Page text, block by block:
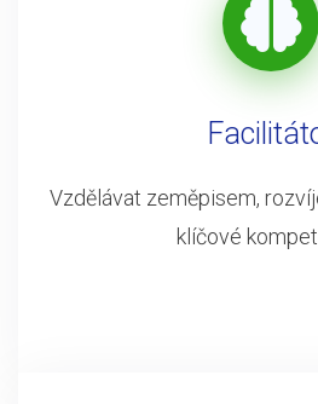
Vzdělávat zeměpisem,
klíčové